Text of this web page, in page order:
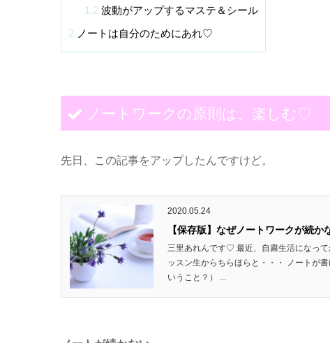
1.2 波動がアップするマステ＆シール
2 ノートは自分のためにあれ♡
ノートワークの原則は、楽しむ♡
先日、この記事をアップしたんですけど。
2020.05.24
【保存版】なぜノートワークが続
三里あれんです♡ 最近、自粛生活になっ
ッスン生からちらほらと・・・ ノートが
いうこと？） ...